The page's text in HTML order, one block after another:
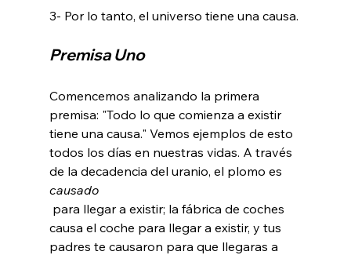
Premisa Uno
Comencemos analizando la primera
premisa: "Todo lo que comienza a existir
tiene una causa." Vemos ejemplos de esto
todos los días en nuestras vidas. A través
de la decadencia del uranio, el plomo es
causado
causa el coche para llegar a existir, y tus
padres te causaron para que llegaras a